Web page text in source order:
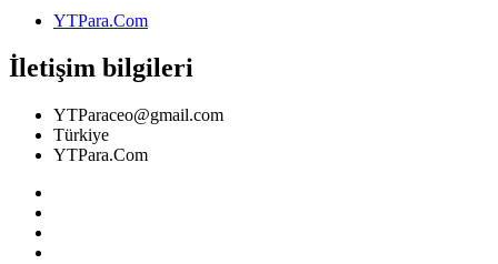
YTPara.Com
İletişim bilgileri
YTParaceo@gmail.com
Türkiye
YTPara.Com